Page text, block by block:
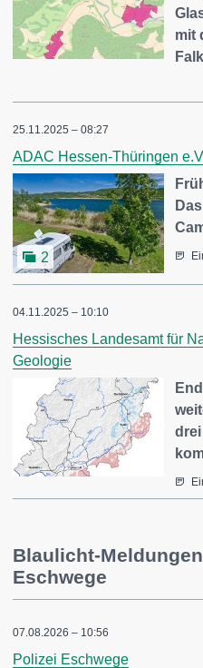
mit
25.11.2025 – 08:27
ADAC Hessen-Thüringen
2
04.11.2025 – 10:10
Hessisches Landesamt für
Geologie
Blaulicht-
Eschwege
07.08.2026 – 10:56
Polizei Eschwege